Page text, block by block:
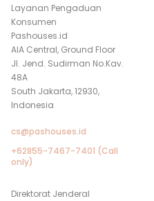
Layanan Pengaduan
Konsumen
Pashouses.id
AIA Central, Ground Floor
Jl. Jend. Sudirman No.Kav.
48A
South Jakarta, 12930,
Indonesia
cs@pashouses.id
+62855-7467-7401 (Call
only)
Direktorat Jenderal